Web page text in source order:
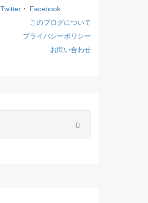
Twitter ・
Facebook
このブログについて
プライバシーポリシー
お問い合わせ